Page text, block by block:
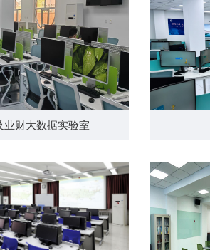
业财大数据实验室